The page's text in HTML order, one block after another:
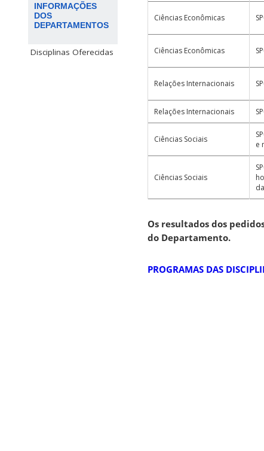
INFORMAÇÕES
DOS
DEPARTAMENTOS
Disciplinas Oferecidas
Ciências Econômicas
Ciências Econômicas
Relações Internacionais
Relações Internacionais
Ciências Sociais
e
Ciências Sociais
Os resultados dos
do Departamento.
PROGRAMAS DAS